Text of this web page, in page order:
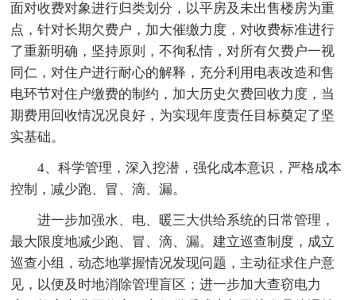
面对收费对象进行归类划分，以平房及未出售楼房为重
点，针对长期欠费户，加大催缴力度，对收费标准进行
了重新明确，坚持原则，不徇私情，对所有欠费户一视
同仁，对住户进行耐心的解释，充分利用电表改造和售
电环节对住户缴费的制约，加大历史欠费回收力度，当
期费用回收情况况良好，为实现年度责任目标奠定了坚
实基础。
4、科学管理，深入挖潜，强化成本意识，严格成本
控制，减少跑、冒、滴、漏。
进一步加强水、电、暖三大供给系统的日常管理，
最大限度地减少跑、冒、滴、漏。建立巡查制度，成立
巡查小组，动态地掌握情况发现问题，主动征求住户意
见，以便及时地消除管理盲区；进一步加大查窃电力